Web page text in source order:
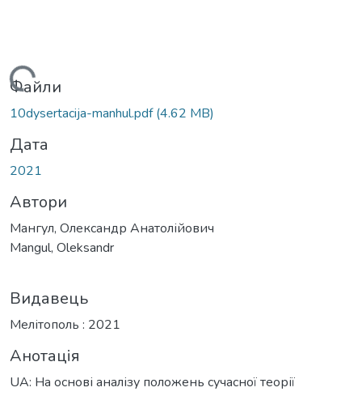
Вантажиться...
Файли
10dysertacija-manhul.pdf(4.62 MB)
Дата
2021
Автори
Мангул, Олександр Анатолійович
Mangul, Oleksandr
Видавець
Мелітополь : 2021
Анотація
UA: На основі аналізу положень сучасної теорії